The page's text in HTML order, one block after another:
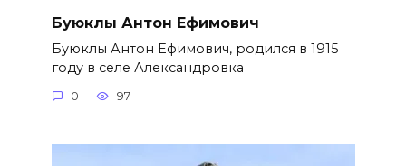
Буюклы Антон Ефимович
Буюклы Антон Ефимович, родился в 1915
году в селе Александровка
0 97